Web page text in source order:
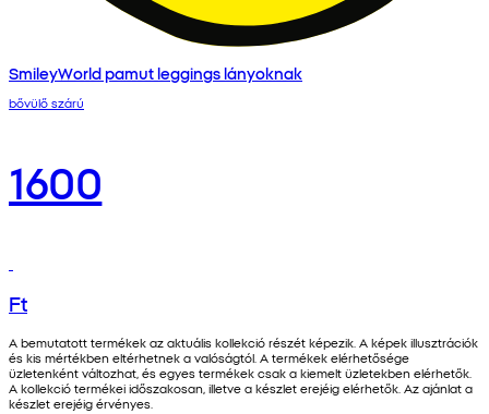
SmileyWorld pamut leggings lányoknak
bővülő szárú
1600
Ft
A bemutatott termékek az aktuális kollekció részét képezik. A képek illusztrációk
és kis mértékben eltérhetnek a valóságtól. A termékek elérhetősége
üzletenként változhat, és egyes termékek csak a kiemelt üzletekben elérhetők.
A kollekció termékei időszakosan, illetve a készlet erejéig elérhetők. Az ajánlat a
készlet erejéig érvényes.